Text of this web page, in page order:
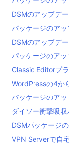
DSMのアップデ
パッケージのア
DSMのアップデ
パッケージのア
Classic Editorプ
WordPressの4か
パッケージのア
ダイソー衝撃吸
DSMパッケージ
VPN Serverで自